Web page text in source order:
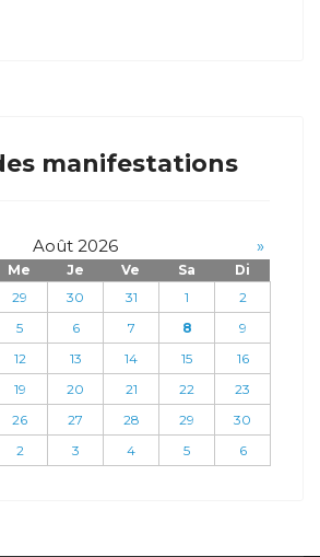
manifestations
Août 2026 »
Me Je Ve Sa
Di
29 30 31 1
2
5 6 7 8
9
12 13 14 15
16
19 20 21 22
23
26 27 28 29
30
2 3 4 5 6